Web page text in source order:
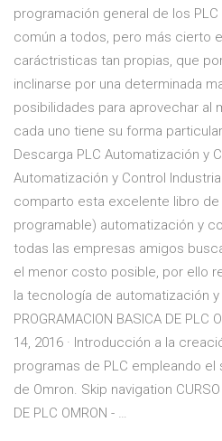
programación general de los
común a todos, pero más cierto
caráctristicas tan propias, que
inclinarse por una determinada
posibilidades para aprovechar al
cada uno tiene su forma
Descarga PLC Automatización y
Automatización y Control
comparto esta excelente libro
programable) automatización y
todas las empresas amigos
el menor costo posible, por ello
la tecnología de automatización y
PROGRAMACION BASICA DE PLC
14, 2016 · Introducción a la
programas de PLC empleando el
de Omron. Skip navigation CURSO
DE PLC OMRON - …